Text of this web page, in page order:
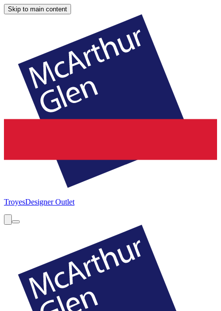
Skip to main content
TroyesDesigner Outlet